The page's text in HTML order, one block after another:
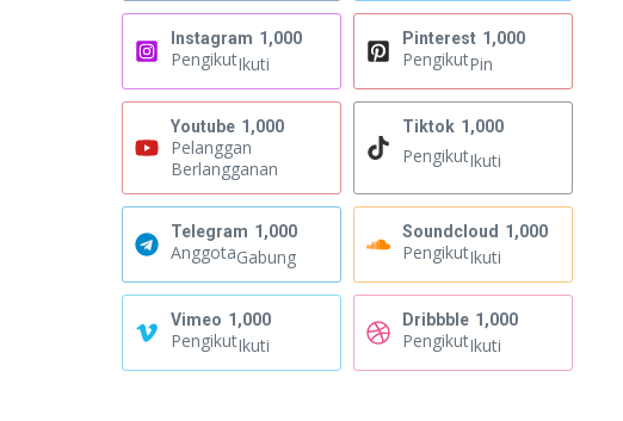
Instagram 1,000
PengikutIkuti
Pinterest 1,000
PengikutPin
Youtube 1,000
Pelanggan
Berlangganan
Tiktok 1,000
PengikutIkuti
Telegram 1,000
AnggotaGabung
Soundcloud 1,000
PengikutIkuti
Vimeo 1,000
PengikutIkuti
Dribbble 1,000
PengikutIkuti